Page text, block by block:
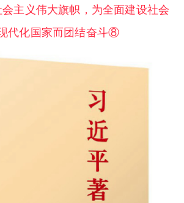
主义伟大旗帜，为全面建设社会
代化国家而团结奋斗⑧